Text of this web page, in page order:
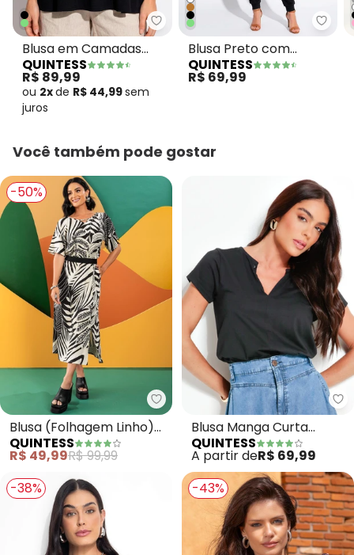
Quintess - Blusa em Camadas
Blusa em Camadas
Preta com Mangas
Curtas
QUINTESS
R$ 89,99
ou 2xde R$ 44,99sem
juros
Blusa Preto com
Mangas Curtas
QUINTESS
R$ 69,99
Você também pode gostar
-50%
Quintess - Blusa (Folhagem
Blusa (Folhagem Linho)
em Malha de Viscose
QUINTESS
R$ 49,99R$ 99,99
Blusa Manga Curta
(Preta)
QUINTESS
A partir deR$ 69,99
-38%
-43%